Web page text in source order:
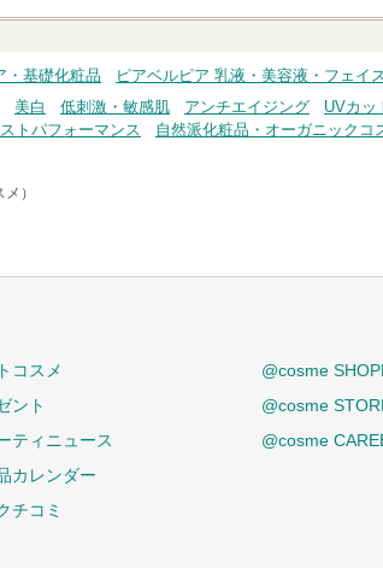
・基礎化粧品 ピアベルピア 乳液・美容液・フェイ
美白 低刺激・敏感肌 アンチエイジング UVカッ
トパフォーマンス 自然派化粧品・オーガニックコ
）
コスメ
ント
ティニュース
カレンダー
チコミ
@cosme
@cosme
@cosme